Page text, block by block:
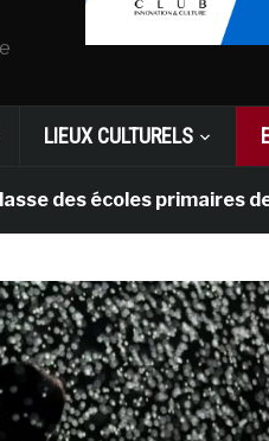
LIEUX CULTURELS
écoles primaires des Pays-